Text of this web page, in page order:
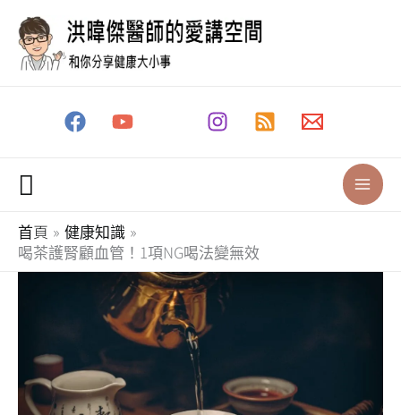
搜
尋
首頁
健康知識
喝茶護腎顧血管！1項NG喝法變無效